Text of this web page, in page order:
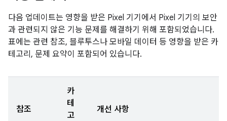
다음 업데이트는 영향을 받은 Pixel 기기에서 Pixel 기기의 보안
과 관련되지 않은 기능 문제를 해결하기 위해 포함되었습니다.
표에는 관련 참조, 블루투스나 모바일 데이터 등 영향을 받은 카
테고리, 문제 요약이 포함되어 있습니다.
참조
카
테
고
개선 사항